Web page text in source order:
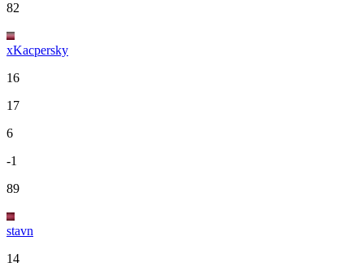
82
xKacpersky
16
17
6
-1
89
stavn
14